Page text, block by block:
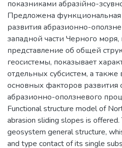
показниками абразійно-
Предложена функциональная
развития абразионно-
западной части Черного моря,
представление об общей
геосистемы, показывает
отдельных субсистем, а
основных факторов развития
абразионно-оползневого
Functional structure model of
abrasion sliding slopes is offered.
geosystem general structure,
and type contact of its single